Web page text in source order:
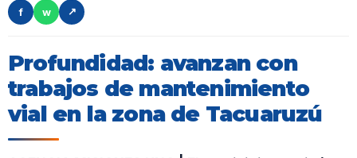
f
w ↗
Profundidad: avanzan con
trabajos de mantenimiento
vial en la zona de Tacuaruzú